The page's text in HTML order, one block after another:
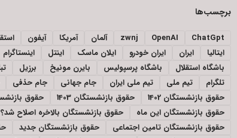
برچسب‌ها
ChatGpt
OpenAI
zwnj آلمان آمریکا آیفون
ایتالیا
ایران ایران خودرو ایلان ماسک اینتل اینستاگرام
باشگاه استقلال
باشگاه پرسپولیس بایرن مونیخ برزیل
تلگرام
تیم ملی تیم ملی ایران جام جهانی جام حذفی
حقوق بازنشستگان 1402
حقوق بازنشستگان 1403
حقوق
حقوق بازنشستگان این ماه
حقوق بازنشستگان بالاخره اصلاح شد؟
حقوق بازنشستگان تامین اجتماعی
حقوق بازنشستگان جدید